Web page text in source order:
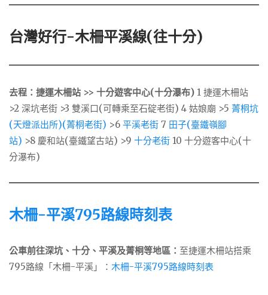
台灣好行-木柵平溪線(往十分)
去程：捷運木柵站 >> 十分遊客中心(十分瀑布) 1 捷運木柵站
>2 深坑老街 >3 雙溪口(可轉乘至石碇老街) 4 姑娘廟 >5 菁桐坑
(天燈派出所)(菁桐老街) >6 平溪老街 7 田子(臺鐵嶺腳
站) >8 慶和站(臺鐵望古站) >9 十分老街 10 十分遊客中心(十
分瀑布)
木柵-平溪795路線時刻表
公車前往深坑、十分、平溪及菁桐等地區： 至捷運木柵站搭乘
795路線「木柵-平溪」： 木柵-平溪795路線時刻表